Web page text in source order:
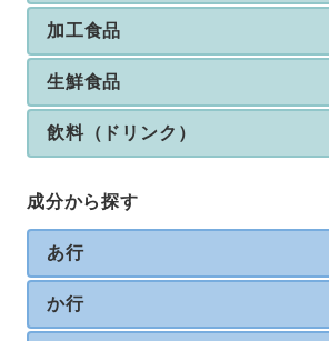
加工食品
生鮮食品
飲料（ドリンク）
成分から探す
あ行
か行